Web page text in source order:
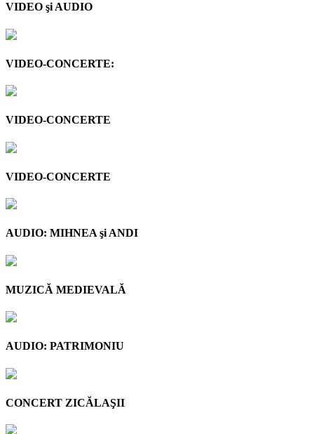
VIDEO şi AUDIO
VIDEO-CONCERTE:
VIDEO-CONCERTE
VIDEO-CONCERTE
AUDIO: MIHNEA şi ANDI
MUZICĂ MEDIEVALĂ
AUDIO: PATRIMONIU
CONCERT ZICĂLAŞII